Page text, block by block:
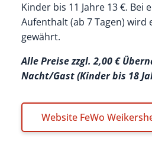
Kinder bis 11 Jahre 13 €. Bei
Aufenthalt (ab 7 Tagen) wird
gewährt.
Alle Preise zzgl. 2,00 €
Nacht/Gast (Kinder bis 18
Website FeWo